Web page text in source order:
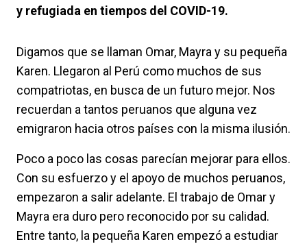
y refugiada en tiempos del COVID-19.
Digamos que se llaman Omar, Mayra y su pequeña
Karen. Llegaron al Perú como muchos de sus
compatriotas, en busca de un futuro mejor. Nos
recuerdan a tantos peruanos que alguna vez
emigraron hacia otros países con la misma ilusión.
Poco a poco las cosas parecían mejorar para ellos.
Con su esfuerzo y el apoyo de muchos peruanos,
empezaron a salir adelante. El trabajo de Omar y
Mayra era duro pero reconocido por su calidad.
Entre tanto, la pequeña Karen empezó a estudiar